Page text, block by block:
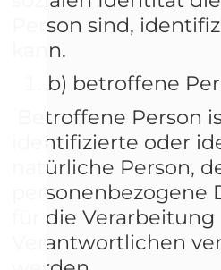
Person sind,
kann.
b) betroffene
Betroffene Person
identifizierte oder
natürliche Person,
für die Verarbeitung
Verantwortlichen